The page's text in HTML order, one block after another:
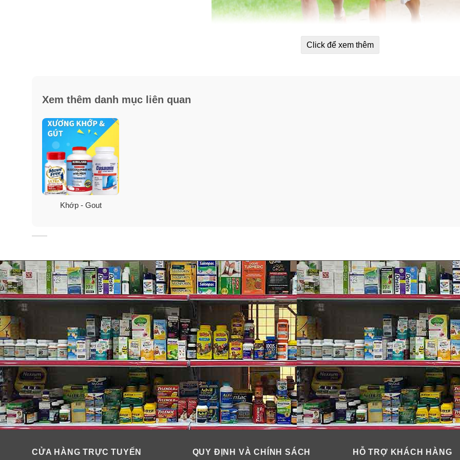
Vai trò các thành phần viên uống bổ xương khớp Puritan’s Pride
Vitamin D3
Glucosamine là gì?
MSM là gì?
MSM là tên viết tắc của Methyl Sulfony Methane. Cơ thể được bổ sung MSM, nó giúp phục hồi tính linh hoạt và tính
chất lỏng đi qua mô một cách dễ dàng. Các tế bào có thể thải cặn bã ra ngoài và hấp thu dinh dưỡng dễ dàng hơn.
giúp giảm cơn đau v.i.ê.m cơ, xương khớp mãn tính. Và MSM còn chống oxy hoá giúp da giảm nhăn, liền sẹo, khoẻ
Chondroitin là gì?
Chondroitin sunfat là hợp chất hữu cơ thuộc nhóm mucopolysaccharid. Chondroitin sunfat được tìm thấy trong thiên
hợp đường và protein. Ở cơ thể con người, Chondroitin sunfat là thành phần tìm thấy ở sụn khớp, xương, da, giác
hình thành lượng Glucosamine, phòng tránh thoái hóa khớp, tránh xơ vữa động mạch. Nó còn giúp v.i.ê.m khớp,
Vitamin D3:
Vitamin D3 giúp cơ thể hấp thụ canxi tốt hơn để xương khớp chắc khỏe.
Click để xem thêm
Xem thêm danh mục liên quan
Khớp - Gout
CỬA HÀNG TRỰC TUYẾN QUY ĐỊNH VÀ CHÍNH SÁCH HỖ TRỢ KHÁCH HÀNG